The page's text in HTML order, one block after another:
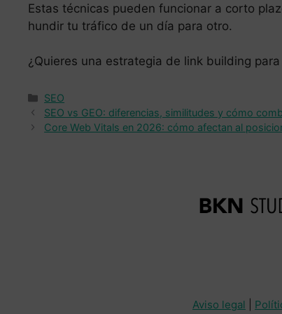
Estas técnicas pueden funcionar a corto
hundir tu tráfico de un día para otro.
¿Quieres una estrategia de link building
Categorías
SEO
SEO vs GEO: diferencias, similitudes y cómo
Core Web Vitals en 2026: cómo afectan al
Aviso legal